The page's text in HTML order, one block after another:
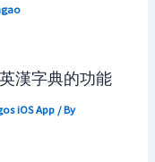
漢字典的功能
iOS App/ By